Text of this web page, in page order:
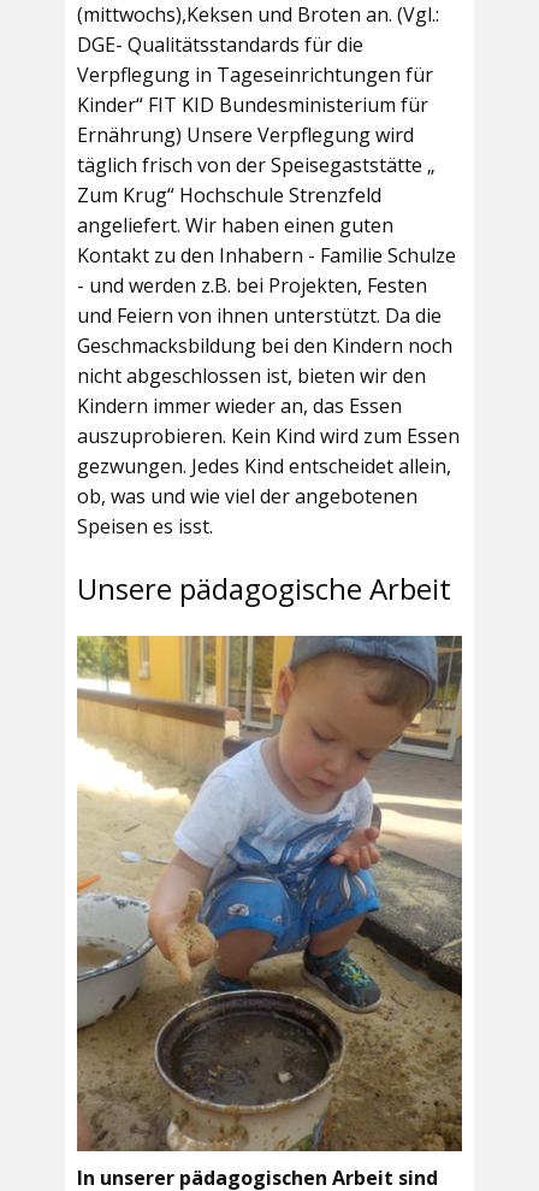
(mittwochs),Keksen und Broten an. (Vgl.:
DGE- Qualitätsstandards für die
Verpflegung in Tageseinrichtungen für
Kinder“ FIT KID Bundesministerium für
Ernährung) Unsere Verpflegung wird
täglich frisch von der Speisegaststätte „
Zum Krug“ Hochschule Strenzfeld
angeliefert. Wir haben einen guten
Kontakt zu den Inhabern - Familie Schulze
- und werden z.B. bei Projekten, Festen
und Feiern von ihnen unterstützt. Da die
Geschmacksbildung bei den Kindern noch
nicht abgeschlossen ist, bieten wir den
Kindern immer wieder an, das Essen
auszuprobieren. Kein Kind wird zum Essen
gezwungen. Jedes Kind entscheidet allein,
ob, was und wie viel der angebotenen
Speisen es isst.
Unsere pädagogische Arbeit
In unserer pädagogischen Arbeit sind